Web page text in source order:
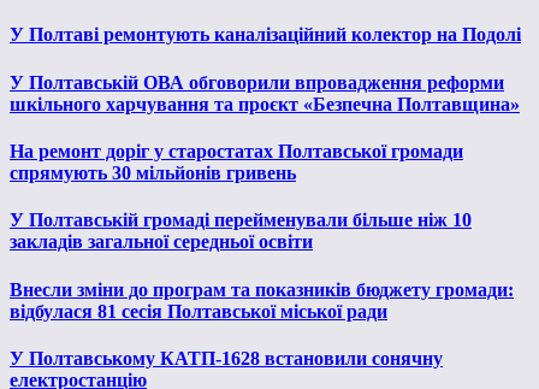
У Полтаві ремонтують каналізаційний колектор на Подолі
У Полтавській ОВА обговорили впровадження реформи
шкільного харчування та проєкт «Безпечна Полтавщина»
На ремонт доріг у старостатах Полтавської громади
спрямують 30 мільйонів гривень
У Полтавській громаді перейменували більше ніж 10
закладів загальної середньої освіти
Внесли зміни до програм та показників бюджету громади:
відбулася 81 сесія Полтавської міської ради
У Полтавському КАТП-1628 встановили сонячну
електростанцію